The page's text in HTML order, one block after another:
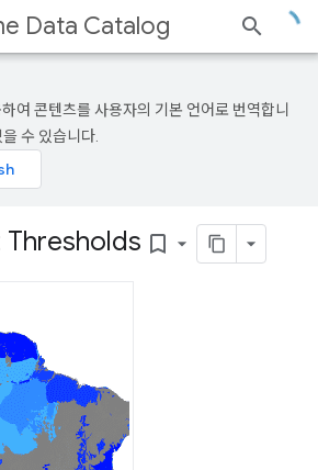
Data Catalog
여 콘텐츠를 사용자의 기본 언어로 번역합니
수 있습니다.
Thresholds bookmark_border